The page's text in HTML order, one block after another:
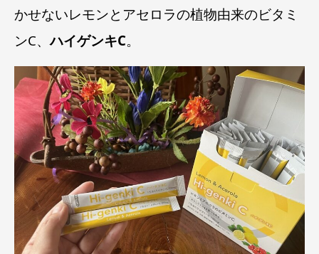
かせないレモンとアセロラの植物由来のビタミ
ンC、ハイゲンキC。